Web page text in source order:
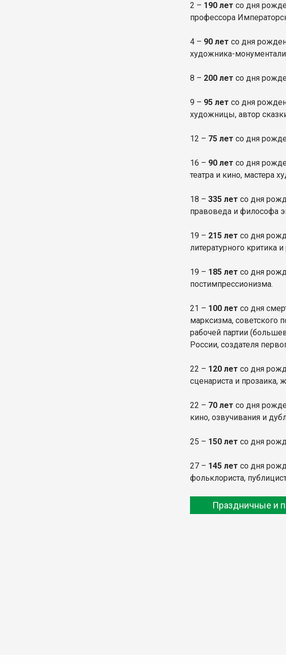
2 – 190 летсо дня
профессора
4 – 90 лет со дня
художника-
8 – 200 лет со дня
9 – 95 летсо дня
художницы, автор
12 – 75 летсо дня
16 – 90 летсо дня
театра и кино, мастера
18 –335 летсо дня
правоведа и философа
19 – 215 лет со дня
литературного критика
19 – 185 лет со дня
постимпрессионизма.
21 – 100 лет со дня
марксизма, советского
рабочей партии
России, создателя
22 – 120 летсо дня
сценариста и прозаика,
22 – 70 лет со дня
кино, озвучивания и
25 – 150 лет со дня
27 – 145 лет со дня
фольклориста,
Праздничные и